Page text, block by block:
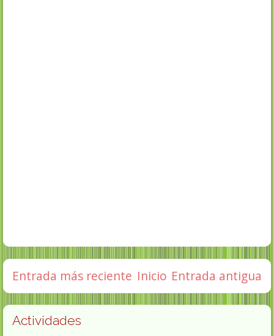
Entrada más reciente Entrada antigua
Inicio
Actividades